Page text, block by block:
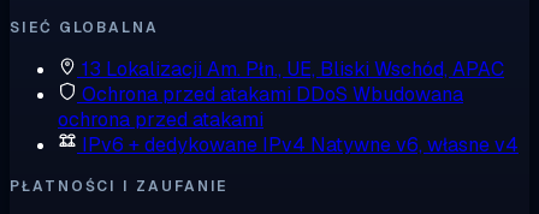
SIEĆ GLOBALNA
13 Lokalizacji Am. Płn., UE, Bliski Wschód, APAC
Ochrona przed atakami DDoS Wbudowana
ochrona przed atakami
IPv6 + dedykowane IPv4 Natywne v6, własne v4
PŁATNOŚCI I ZAUFANIE